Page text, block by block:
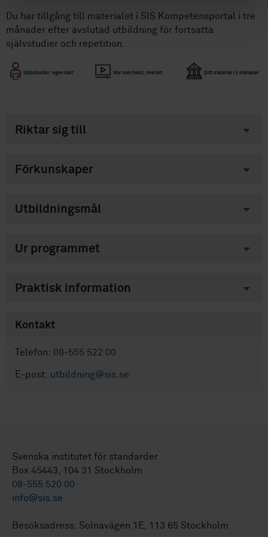
Du har tillgång till materialet i SIS Kompetensportal i tre
månader efter avslutad utbildning för fortsatta
självstudier och repetition.
Riktar sig till
Förkunskaper
Utbildningsmål
Ur programmet
Praktisk information
Kontakt
Telefon: 08-555 522 00
E-post: utbildning@sis.se
Svenska institutet för standarder
Box 45443, 104 31 Stockholm
08-555 520 00
info@sis.se
Besöksadress: Solnavägen 1E, 113 65 Stockholm